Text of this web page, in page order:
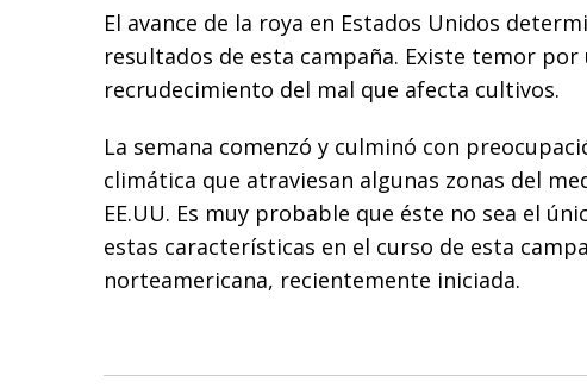
El avance de la roya en Estados Unidos
resultados de esta campaña. Existe temor por
recrudecimiento del mal que afecta cultivos.
La semana comenzó y culminó con
climática que atraviesan algunas zonas del
EE.UU. Es muy probable que éste no sea el
estas características en el curso de esta
norteamericana, recientemente iniciada.